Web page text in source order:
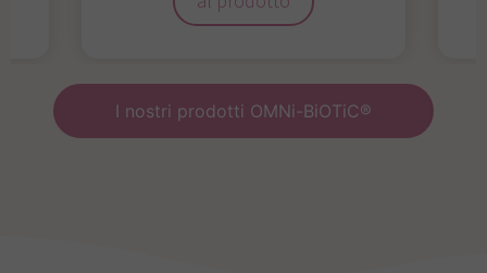
I nostri prodotti OMNi-BiOTiC®